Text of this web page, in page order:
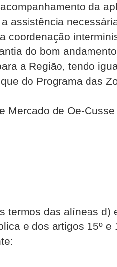
da
assistência
coordenação
do bom
a Região, tendo
do Programa das
Mercado de Oe-Cusse
termos das alíneas d)
e dos artigos 15º e